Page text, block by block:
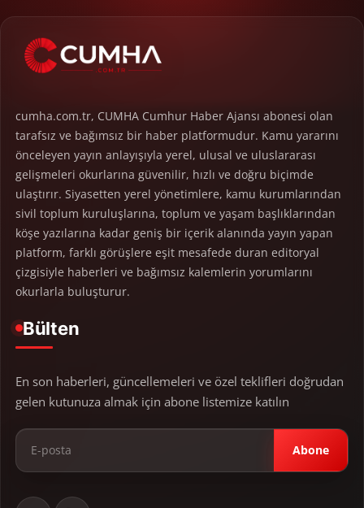
cumha.com.tr, CUMHA Cumhur Haber Ajansı abonesi olan
tarafsız ve bağımsız bir haber platformudur. Kamu yararını
önceleyen yayın anlayışıyla yerel, ulusal ve uluslararası
gelişmeleri okurlarına güvenilir, hızlı ve doğru biçimde
ulaştırır. Siyasetten yerel yönetimlere, kamu kurumlarından
sivil toplum kuruluşlarına, toplum ve yaşam başlıklarından
köşe yazılarına kadar geniş bir içerik alanında yayın yapan
platform, farklı görüşlere eşit mesafede duran editoryal
çizgisiyle haberleri ve bağımsız kalemlerin yorumlarını
okurlarla buluşturur.
Bülten
En son haberleri, güncellemeleri ve özel teklifleri doğrudan
gelen kutunuza almak için abone listemize katılın
Abone